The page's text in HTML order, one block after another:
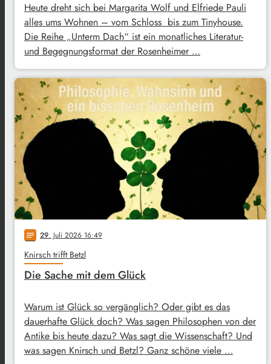
Heute dreht sich bei Margarita Wolf und Elfriede Pauli
alles ums Wohnen – vom Schloss bis zum Tinyhouse.
Die Reihe „Unterm Dach“ ist ein monatliches Literatur-
und Begegnungsformat der Rosenheimer …
notes 29. Juli 2026 16:49
Knirsch trifft Betzl
Die Sache mit dem Glück
Warum ist Glück so vergänglich? Oder gibt es das
dauerhafte Glück doch? Was sagen Philosophen von der
Antike bis heute dazu? Was sagt die Wissenschaft? Und
was sagen Knirsch und Betzl? Ganz schöne viele …